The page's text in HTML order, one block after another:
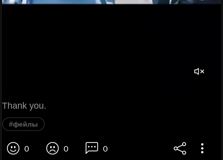
Thank you.
#фейлы
0 0 0